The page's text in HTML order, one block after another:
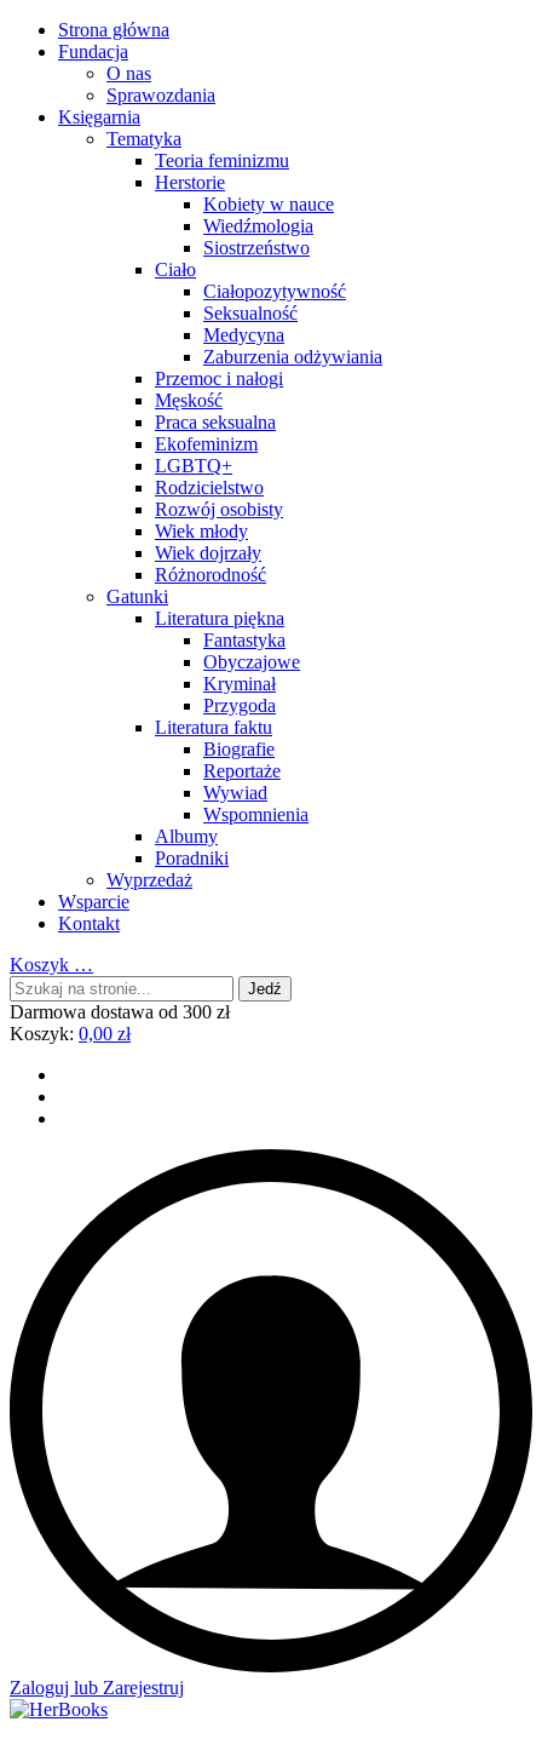
Strona główna
Fundacja
O nas
Sprawozdania
Księgarnia
Tematyka
Teoria feminizmu
Herstorie
Kobiety w nauce
Wiedźmologia
Siostrzeństwo
Ciało
Ciałopozytywność
Seksualność
Medycyna
Zaburzenia odżywiania
Przemoc i nałogi
Męskość
Praca seksualna
Ekofeminizm
LGBTQ+
Rodzicielstwo
Rozwój osobisty
Wiek młody
Wiek dojrzały
Różnorodność
Gatunki
Literatura piękna
Fantastyka
Obyczajowe
Kryminał
Przygoda
Literatura faktu
Biografie
Reportaże
Wywiad
Wspomnienia
Albumy
Poradniki
Wyprzedaż
Wsparcie
Kontakt
Koszyk …
Darmowa dostawa od 300 zł
Koszyk: 0,00 zł
Zaloguj lub Zarejestruj